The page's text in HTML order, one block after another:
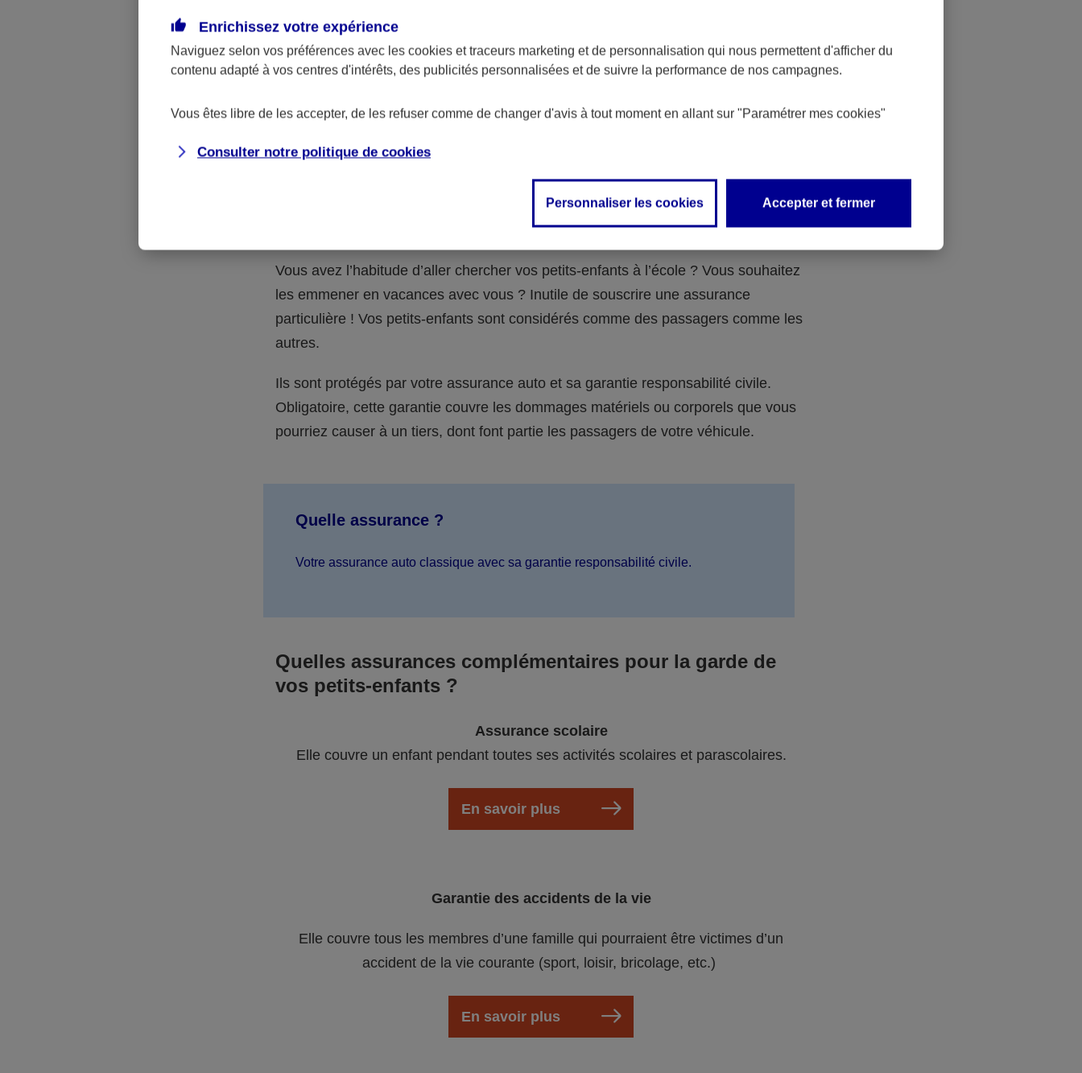
Quelle assurance ?
La responsabilité civile de la personne désignée comme responsable de
accidents de la vie) que vous auriez souscrite pour votre famille.
Situation n°3 : vous avez un accident de voiture avec vos
Vous avez l’habitude d’aller chercher vos petits-enfants à l’école ? Vous souhaitez
les emmener en vacances avec vous ? Inutile de souscrire une assurance
particulière ! Vos petits-enfants sont considérés comme des passagers comme les
autres.
Ils sont protégés par votre assurance auto et sa garantie responsabilité civile.
Obligatoire, cette garantie couvre les dommages matériels ou corporels que vous
pourriez causer à un tiers, dont font partie les passagers de votre véhicule.
Quelle assurance ?
Votre assurance auto classique avec sa garantie responsabilité civile.
Quelles assurances complémentaires pour la garde de
vos petits-enfants ?
Assurance scolaire
Elle couvre un enfant pendant toutes ses activités scolaires et parascolaires.
En savoir plus
Garantie des accidents de la vie
Elle couvre tous les membres d’une famille qui pourraient être victimes d’un
accident de la vie courante (sport, loisir, bricolage, etc.)
En savoir plus
Enrichissez votre expérience
Naviguez selon vos préférences avec les cookies et traceurs marketing et de personnalisation qui nous permettent d'afficher du
contenu adapté à vos centres d'intérêts, des publicités personnalisées et de suivre la performance de nos campagnes.
Vous êtes libre de les accepter, de les refuser comme de changer d'avis à tout moment en allant sur "Paramétrer mes cookies"
Consulter notre politique de cookies
Personnaliser les cookies Accepter et fermer